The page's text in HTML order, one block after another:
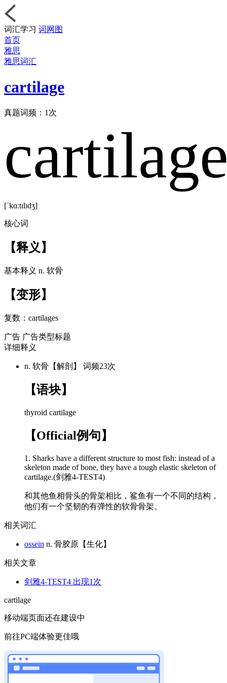
词汇学习 词网图
首页
雅思
雅思词汇
cartilage
真题词频： 1 次
[ˈkɑːtɪlɪdʒ]
核心词
【释义】
基本释义 n. 软骨
【变形】
复数： cartilages
广告 广告类型标题
详细释义
n. 软骨【解剖】 词频23次
【语块】
thyroid cartilage
【Official例句】
1. Sharks have a different structure to most fish: instead of a
skeleton made of bone, they have a tough elastic skeleton of
cartilage.(剑雅4-TEST4)
和其他鱼相骨头的骨架相比，鲨鱼有一个不同的结构，
他们有一个坚韧的有弹性的软骨骨架。
相关词汇
ossein n. 骨胶原【生化】
相关文章
剑雅4-TEST4 出现1次
cartilage
移动端页面还在建设中
前往PC端体验更佳哦